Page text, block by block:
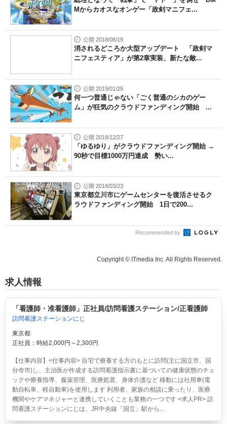
Mからカオスなオンゲー「政剣マニフェ...
公開 2018/08/19
消されるどころか大型アップデート 「政剣マ
ニフェスティア」が第2章実装、新たな敵...
公開 2019/01/29
何一つ普通じゃない「ごく普通のシカのゲー
ム」が狂気のクラウドファンディング開始 ...
公開 2018/12/27
「ゆるゆり」がクラウドファンディング開始 →
90秒で目標1000万円達成 勢い...
公開 2018/03/23
東京都立川市にゲームセンターを復活させるク
ラウドファンディング開始 1日で200...
Recommended by
Copyright © ITmedia Inc. All Rights Reserved.
求人情報
「看護師・准看護師」正社員/訪問看護ステーション/正看護師
訪問看護ステーションにじ
東京都
正社員：時給2,000円～2,300円
【仕事内容】<仕事内容> 自宅で療養する方のもとに訪問(主に国立市、国
分寺市)し、主治医が作成する訪問看護指示書に基づいての健康状態のチェ
ックや療養指導、服薬管理、医療処置、身体介護など 移動には社用車(電
動自転車、軽自動車)を使用します 利用者、家族の相談に乗ったり、医療
機関やケアマネジャーと連携していくことも業務の一つです <求人PR> 訪
問看護ステーションにじは、JR中央線「国立」駅から...